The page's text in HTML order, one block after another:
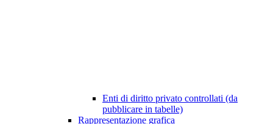
Enti di diritto privato controllati (da
pubblicare in tabelle)
Rappresentazione grafica